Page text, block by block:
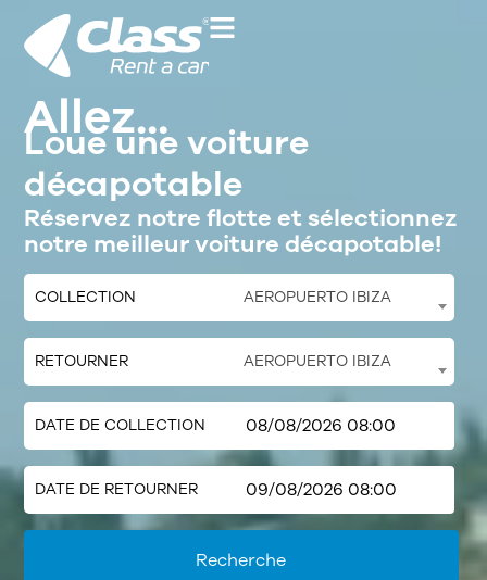
Allez...
Loue une voiture
décapotable
Réservez notre flotte et sélectionnez
notre meilleur voiture décapotable!
COLLECTION AEROPUERTO IBIZA
RETOURNER AEROPUERTO IBIZA
DATE DE COLLECTION
DATE DE RETOURNER